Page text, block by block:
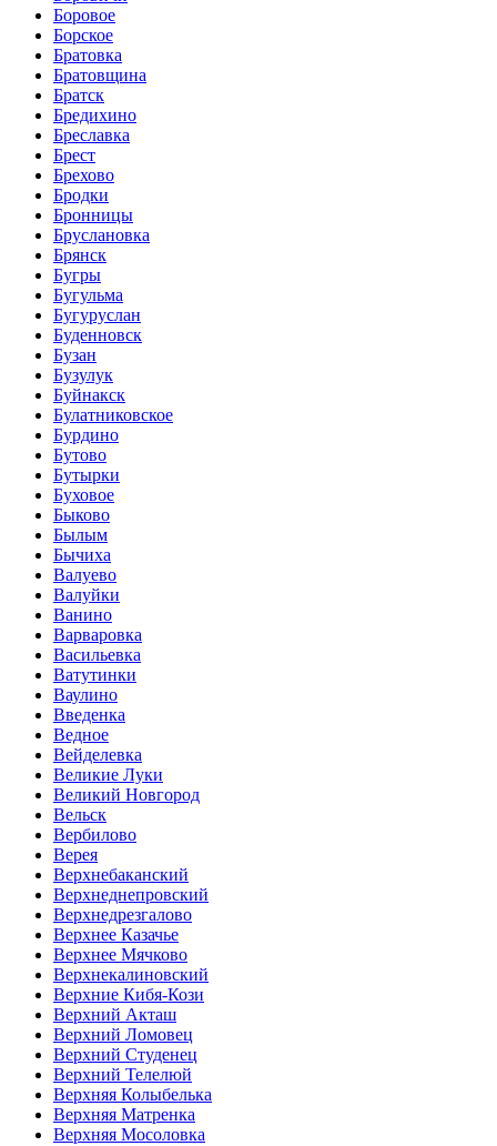
Боровое
Борское
Братовка
Братовщина
Братск
Бредихино
Бреславка
Брест
Брехово
Бродки
Бронницы
Бруслановка
Брянск
Бугры
Бугульма
Бугуруслан
Буденновск
Бузан
Бузулук
Буйнакск
Булатниковское
Бурдино
Бутово
Бутырки
Буховое
Быково
Былым
Бычиха
Валуево
Валуйки
Ванино
Варваровка
Васильевка
Ватутинки
Ваулино
Введенка
Ведное
Вейделевка
Великие Луки
Великий Новгород
Вельск
Вербилово
Верея
Верхнебаканский
Верхнеднепровский
Верхнедрезгалово
Верхнее Казачье
Верхнее Мячково
Верхнекалиновский
Верхние Кибя-Кози
Верхний Акташ
Верхний Ломовец
Верхний Студенец
Верхний Телелюй
Верхняя Колыбелька
Верхняя Матренка
Верхняя Мосоловка